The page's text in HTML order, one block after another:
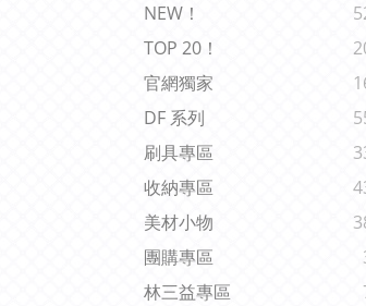
NEW！
TOP 20！
官網獨家
DF 系列
刷具專區
收納專區
美材小物
團購專區
林三益專區